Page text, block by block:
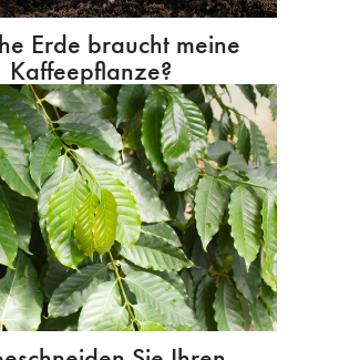
Erde braucht meine
Kaffeepflanze?